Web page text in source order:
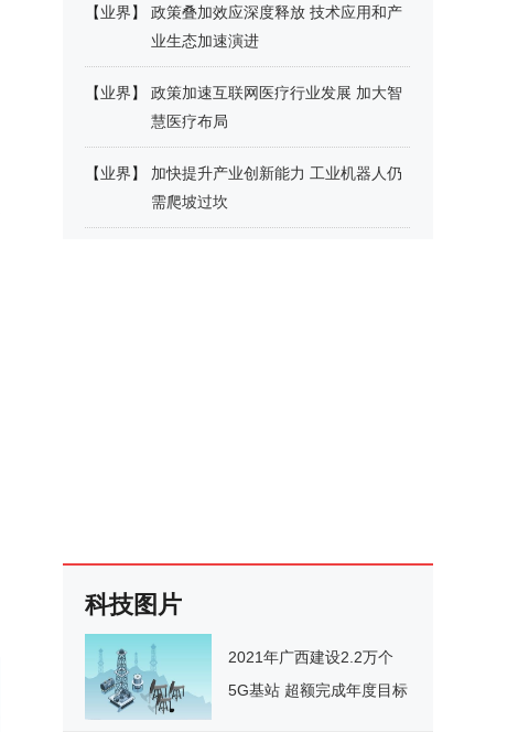
【业界】
政策叠加效应深度释放 技术应用和产
业生态加速演进
【业界】
政策加速互联网医疗行业发展 加大智
慧医疗布局
【业界】
加快提升产业创新能力 工业机器人仍
需爬坡过坎
科技图片
2021年广西建设2.2万个
5G基站 超额完成年度目标